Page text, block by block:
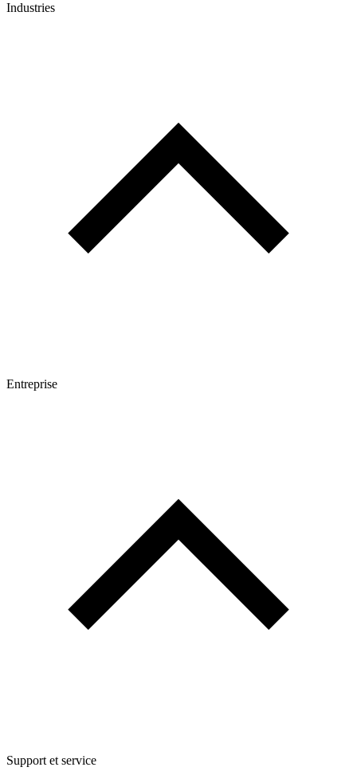
Industries
Entreprise
Support et service